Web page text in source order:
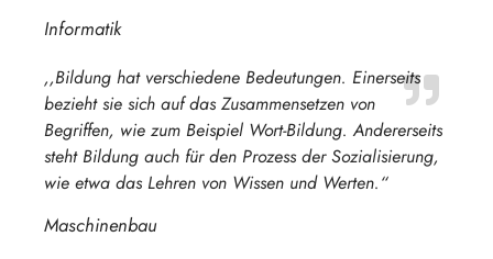
Informatik
,,Bildung hat verschiedene Bedeutungen. Einerseits
bezieht sie sich auf das Zusammensetzen von
Begriffen, wie zum Beispiel Wort-Bildung. Andererseits
steht Bildung auch für den Prozess der Sozialisierung,
wie etwa das Lehren von Wissen und Werten.“
Maschinenbau